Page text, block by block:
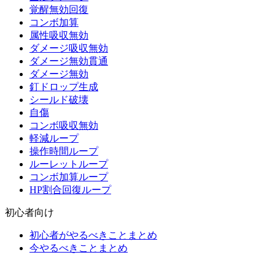
覚醒無効回復
コンボ加算
属性吸収無効
ダメージ吸収無効
ダメージ無効貫通
ダメージ無効
釘ドロップ生成
シールド破壊
自傷
コンボ吸収無効
軽減ループ
操作時間ループ
ルーレットループ
コンボ加算ループ
HP割合回復ループ
初心者向け
初心者がやるべきことまとめ
今やるべきことまとめ